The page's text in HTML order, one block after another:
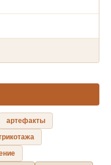
артефакты